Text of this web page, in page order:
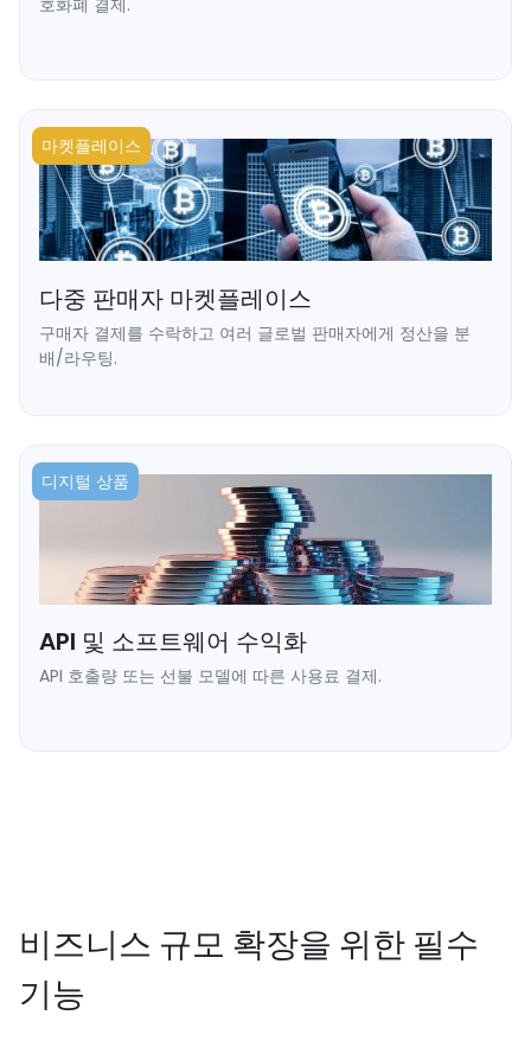
호화폐 결제.
마켓플레이스
다중 판매자 마켓플레이스
구매자 결제를 수락하고 여러 글로벌 판매자에게 정산을 분
배/라우팅.
디지털 상품
API 및 소프트웨어 수익화
API 호출량 또는 선불 모델에 따른 사용료 결제.
비즈니스 규모 확장을 위한 필수
기능